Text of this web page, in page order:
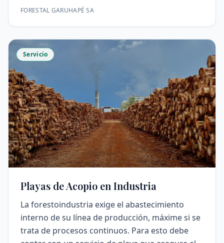
FORESTAL GARUHAPÉ SA
Servicio
Playas de Acopio en Industria
La forestoindustria exige el abastecimiento
interno de su línea de producción, máxime si se
trata de procesos continuos. Para esto debe